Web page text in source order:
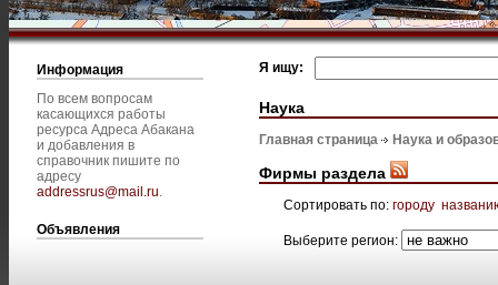
Информация
По всем вопросам
касающихся работы
ресурса Адреса Абакана
и добавления в
справочник пишите по
адресу
addressrus@mail.ru.
Объявления
Я ищу:
Наука
Главная страница Наука и
Фирмы раздела
Сортировать по: городу
Выберите регион: